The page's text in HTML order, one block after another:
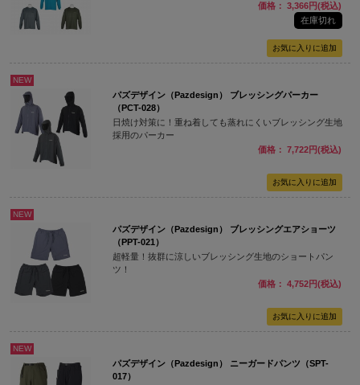
価格： 3,366円(税込)
在庫切れ
NEW
パズデザイン（Pazdesign） ブレッシングパーカー
（PCT-028）
日焼け対策に！重ね着しても蒸れにくいブレッシング生地
採用のパーカー
価格： 7,722円(税込)
NEW
パズデザイン（Pazdesign） ブレッシングエアショーツ
（PPT-021）
超軽量！抜群に涼しいブレッシング生地のショートパン
ツ！
価格： 4,752円(税込)
NEW
パズデザイン（Pazdesign） ニーガードパンツ（SPT-
017）